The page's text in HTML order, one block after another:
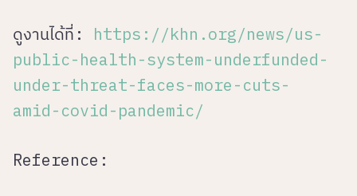
ดูงานได้ที่: https://khn.org/news/us-
public-health-system-underfunded-
under-threat-faces-more-cuts-
amid-covid-pandemic/
Reference: